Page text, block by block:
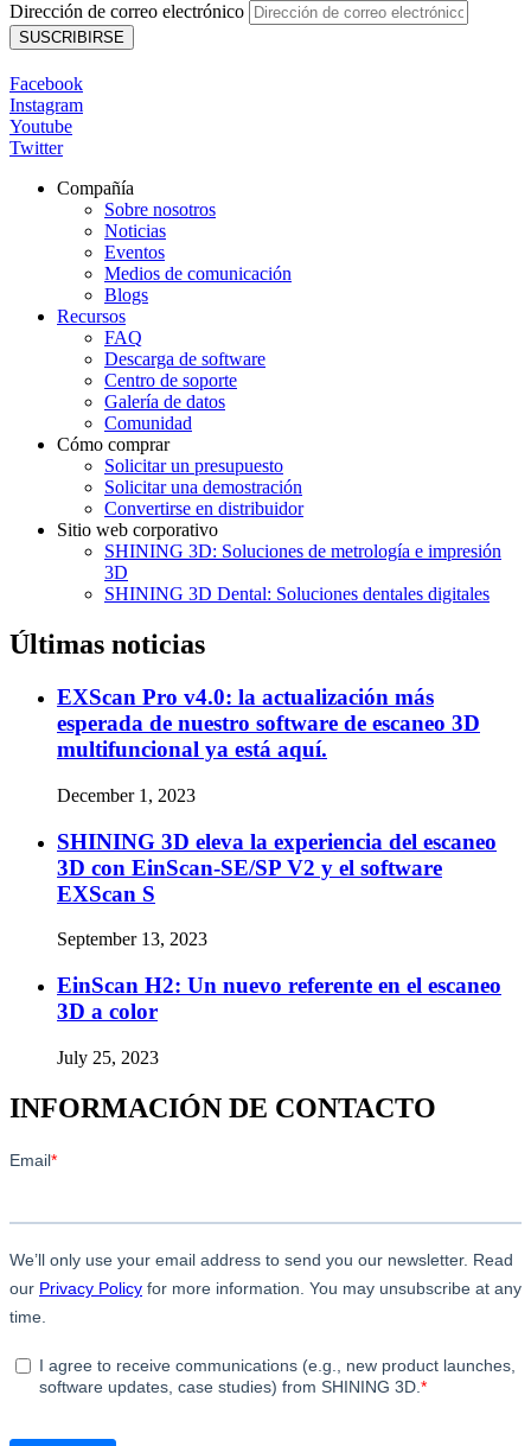
Dirección de correo electrónico
Facebook
Instagram
Youtube
Twitter
Compañía
Sobre nosotros
Noticias
Eventos
Medios de comunicación
Blogs
Recursos
FAQ
Descarga de software
Centro de soporte
Galería de datos
Comunidad
Cómo comprar
Solicitar un presupuesto
Solicitar una demostración
Convertirse en distribuidor
Sitio web corporativo
SHINING 3D: Soluciones de metrología e impresión
3D
SHINING 3D Dental: Soluciones dentales digitales
Últimas noticias
EXScan Pro v4.0: la actualización más
esperada de nuestro software de escaneo 3D
multifuncional ya está aquí.
December 1, 2023
SHINING 3D eleva la experiencia del escaneo
3D con EinScan-SE/SP V2 y el software
EXScan S
September 13, 2023
EinScan H2: Un nuevo referente en el escaneo
3D a color
July 25, 2023
INFORMACIÓN DE CONTACTO